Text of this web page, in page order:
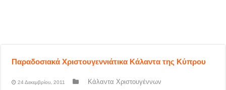
Παραδοσιακά Xριστουγεννιάτικα Kάλαντα της Κύπρου
24 Δεκεμβρίου, 2011 Κάλαντα Χριστουγέννων